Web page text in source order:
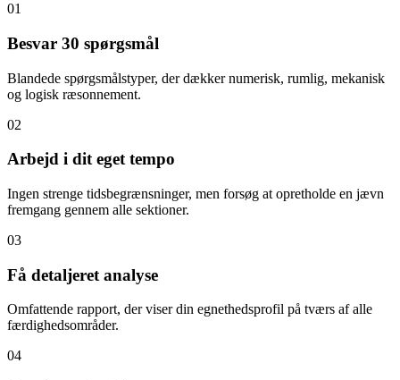
01
Besvar 30 spørgsmål
Blandede spørgsmålstyper, der dækker numerisk, rumlig, mekanisk
og logisk ræsonnement.
02
Arbejd i dit eget tempo
Ingen strenge tidsbegrænsninger, men forsøg at opretholde en jævn
fremgang gennem alle sektioner.
03
Få detaljeret analyse
Omfattende rapport, der viser din egnethedsprofil på tværs af alle
færdighedsområder.
04